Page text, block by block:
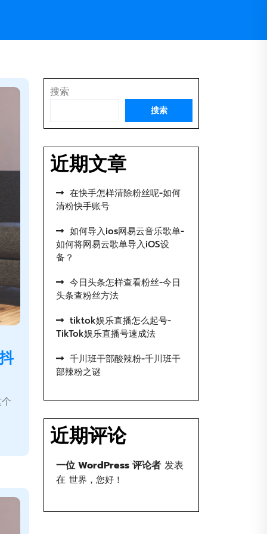
搜索
搜索
近期文章
在快手怎样清除粉丝呢-如何
清粉快手账号
如何导入ios网易云音乐歌单-
如何将网易云歌单导入iOS设
备？
今日头条怎样查看粉丝-今日
头条查粉丝方法
tiktok娱乐直播怎么起号-
TikTok娱乐直播号速成法
千川班干部酸辣粉-千川班干
部辣粉之谜
近期评论
一位 WordPress 评论者 发表
在 世界，您好！